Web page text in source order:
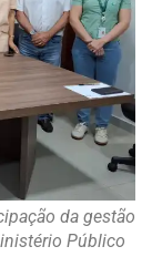
da gestão
Público